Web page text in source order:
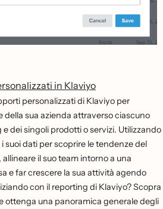
in Klaviyo
personalizzati di Klaviyo per
della sua azienda attraverso ciascuno
dei singoli prodotti o servizi. Utilizzando
suoi dati per scoprire le tendenze del
il suo team intorno a una
e far crescere la sua attività agendo
con il reporting di Klaviyo? Scopra
ottenga una panoramica generale degli